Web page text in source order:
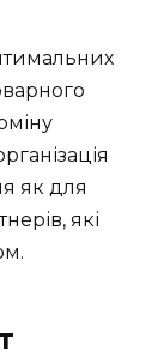
як для
які